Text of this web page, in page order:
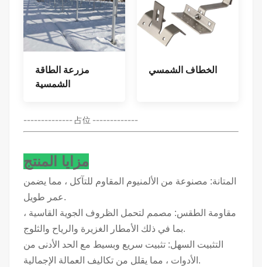
مزرعة الطاقة
الشمسية
الخطاف الشمسي
-------------- 占位 -------------
مزايا المنتج
المتانة: مصنوعة من الألمنيوم المقاوم للتآكل ، مما يضمن
عمر طويل.
مقاومة الطقس: مصمم لتحمل الظروف الجوية القاسية ،
بما في ذلك الأمطار الغزيرة والرياح والثلوج.
التثبيت السهل: تثبيت سريع وبسيط مع الحد الأدنى من
الأدوات ، مما يقلل من تكاليف العمالة الإجمالية.